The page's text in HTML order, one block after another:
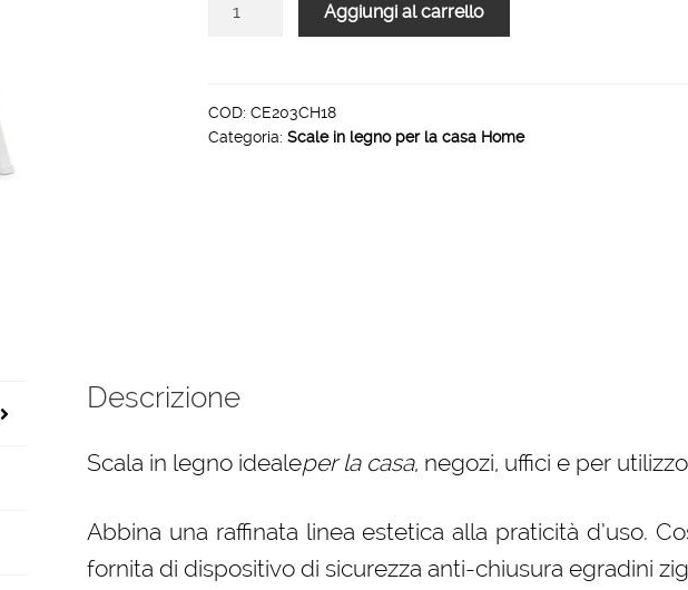
casa
HOME
quantità
Aggiungi al carrello
COD: CE203CH18
Categoria: Scale in legno per la casa Home
Descrizione
Scala in legno idealeper la casa, negozi, uffici e per
Abbina una raffinata linea estetica alla praticità d’uso.
fornita di dispositivo di sicurezza anti-chiusura egradini